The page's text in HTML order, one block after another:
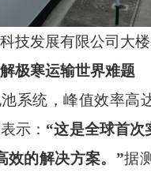
技发展有限公司大楼
极寒运输世界难题
系统，峰值效率高
示： “这是全球首次
效的解决方案。 ”据